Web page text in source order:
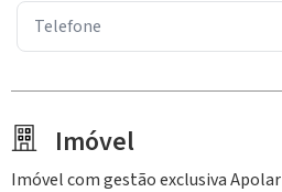
Imóvel
Imóvel com gestão exclusiva Apolar